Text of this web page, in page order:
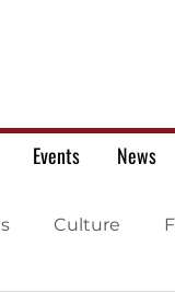
Events News
Culture